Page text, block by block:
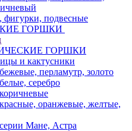
подвесные
ГОРШКИ
ГОРШКИ
и кактусники
перламутр, золото
серебро
оранжевые, желтые,
Мане, Астра